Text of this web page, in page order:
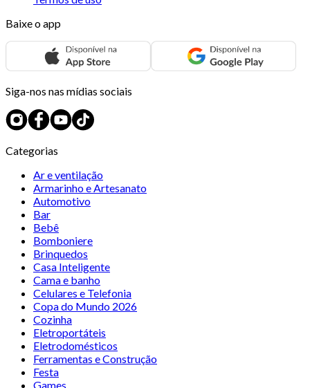
Baixe o app
Siga-nos nas mídias sociais
Categorias
Ar e ventilação
Armarinho e Artesanato
Automotivo
Bar
Bebê
Bomboniere
Brinquedos
Casa Inteligente
Cama e banho
Celulares e Telefonia
Copa do Mundo 2026
Cozinha
Eletroportáteis
Eletrodomésticos
Ferramentas e Construção
Festa
Games